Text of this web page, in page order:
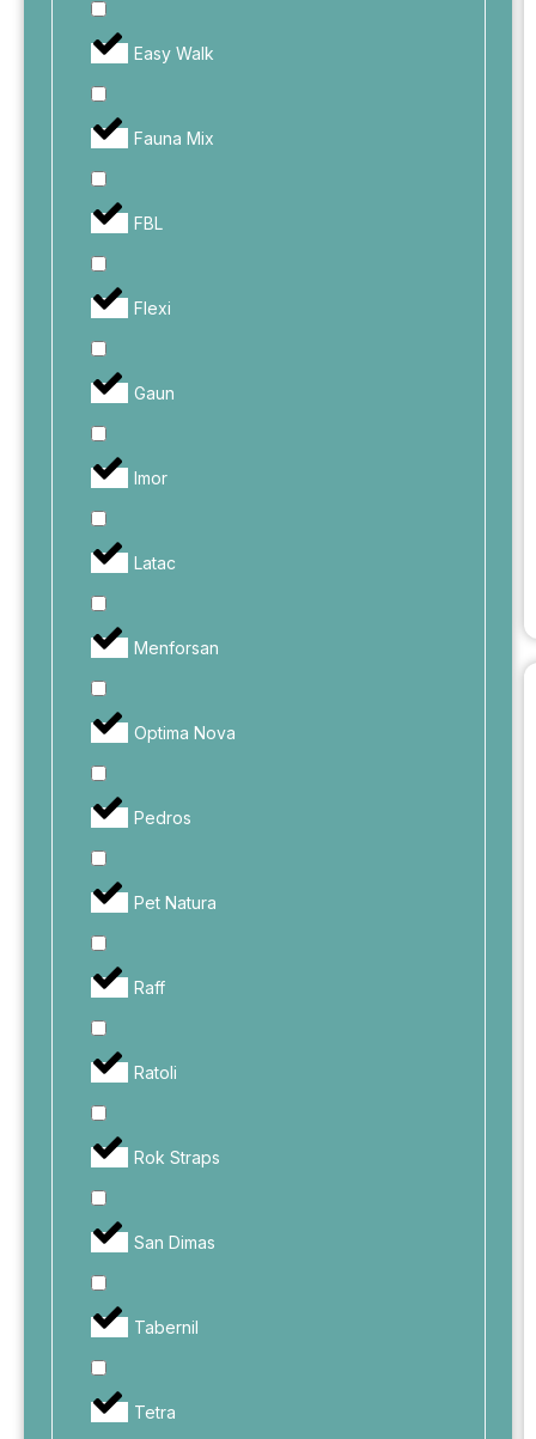
Easy Walk
Fauna Mix
FBL
Flexi
Gaun
Imor
Latac
Menforsan
Optima Nova
Pedros
Pet Natura
Raff
Ratoli
Rok Straps
San Dimas
Tabernil
Tetra